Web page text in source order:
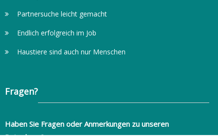
Partnersuche leicht gemacht
Endlich erfolgreich im Job
Haustiere sind auch nur Menschen
Fragen?
Haben Sie Fragen oder Anmerkungen zu unseren